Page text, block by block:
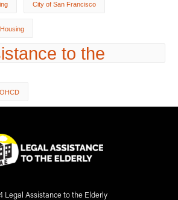
City of San Francisco
Housing
to the
Legal Assistance to the Elderly